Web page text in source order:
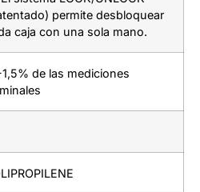
permite desbloquear
caja con una sola mano.
de las mediciones